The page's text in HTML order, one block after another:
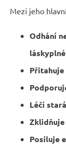
Mezi jeho
Odhání
Léčí
Posiluje